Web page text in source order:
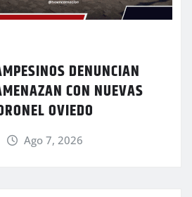
DENUNCIAN
CON NUEVAS
OVIEDO
Ago 7, 2026